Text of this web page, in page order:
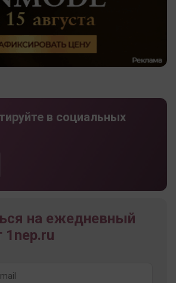
в социальных
на ежедневный